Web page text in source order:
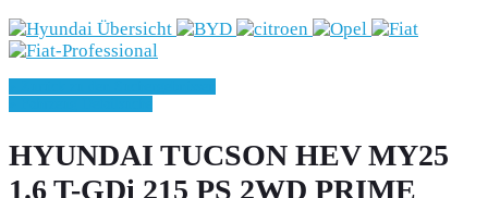
HYUNDAI TUCSON HEV MY25
1.6 T-GDi 215 PS 2WD PRIME